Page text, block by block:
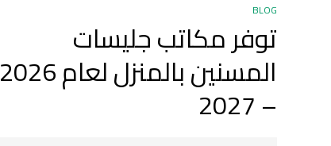
BLOG
توفر مكاتب جليسات
المسنين بالمنزل لعام 2026
– 2027